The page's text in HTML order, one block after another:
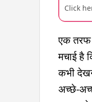
Click
एक तरफ
मचाई है
कभी
अच्छे-